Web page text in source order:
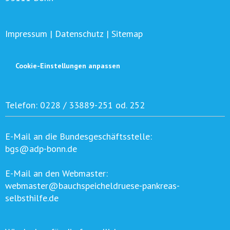
Impressum | Datenschutz | Sitemap
Cookie-Einstellungen anpassen
Telefon: 0228 / 33889-251 od. 252
E-Mail an die Bundesgeschäftsstelle:
bgs@adp-bonn.de
E-Mail an den Webmaster:
webmaster@bauchspeicheldruese-pankreas-
selbsthilfe.de